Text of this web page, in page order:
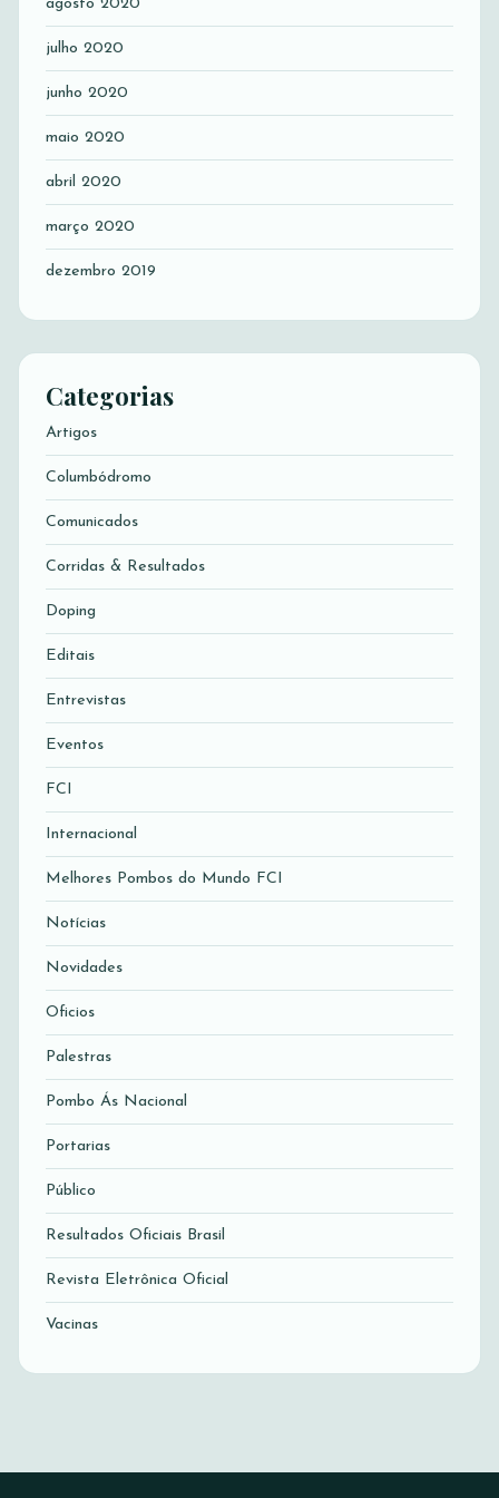
agosto 2020
julho 2020
junho 2020
maio 2020
abril 2020
março 2020
dezembro 2019
Categorias
Artigos
Columbódromo
Comunicados
Corridas & Resultados
Doping
Editais
Entrevistas
Eventos
FCI
Internacional
Melhores Pombos do Mundo FCI
Notícias
Novidades
Oficios
Palestras
Pombo Ás Nacional
Portarias
Público
Resultados Oficiais Brasil
Revista Eletrônica Oficial
Vacinas